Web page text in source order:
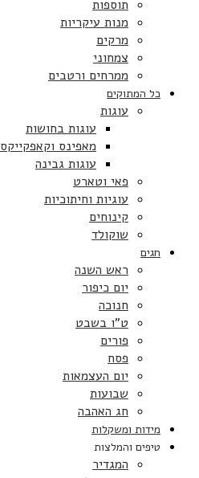
תוספות
מנות עיקריות
מרקים
צמחוני
ממרחים ורטבים
כל המתוקים
עוגות
עוגות בחושות
מאפינס וקאפקייקס
עוגות גבינה
פאי וטארט
עוגיות וחיתוכיות
קינוחים
שוקולד
חגים
ראש השנה
יום כיפור
חנוכה
ט”ו בשבט
פורים
פסח
יום העצמאות
שבועות
חג האהבה
מידות ומשקלות
טיפים והמלצות
המגדיר